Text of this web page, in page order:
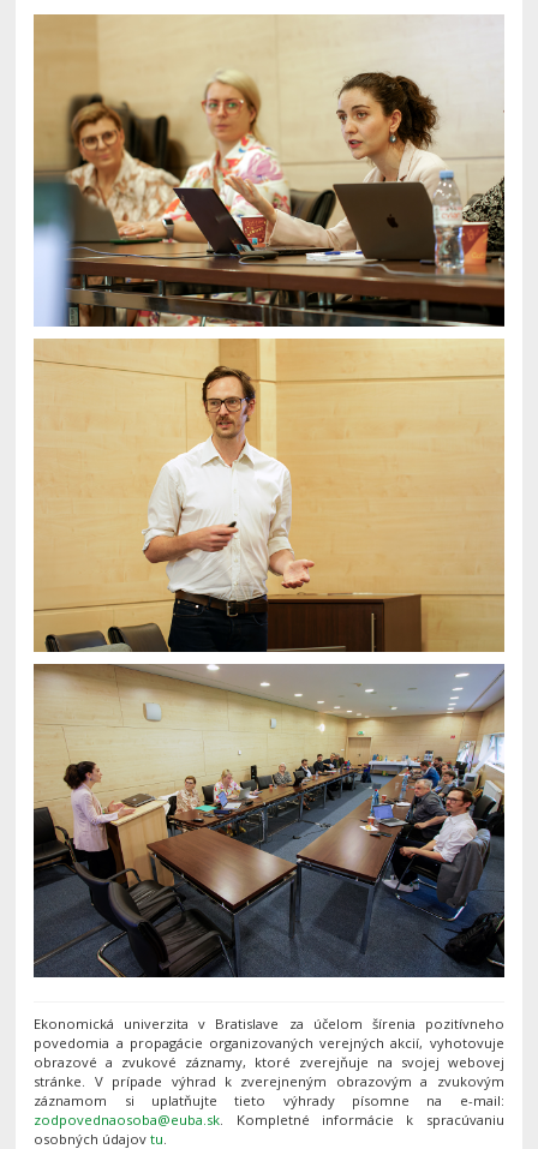
Ekonomická univerzita v Bratislave za účelom šírenia pozitívneho
povedomia a propagácie organizovaných verejných akcií, vyhotovuje
obrazové a zvukové záznamy, ktoré zverejňuje na svojej webovej
stránke. V prípade výhrad k zverejneným obrazovým a zvukovým
záznamom si uplatňujte tieto výhrady písomne na e-mail:
. Kompletné informácie k spracúvaniu
osobných údajovtu